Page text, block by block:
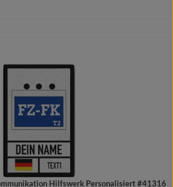
Hilfswerk Personalisiert #41316